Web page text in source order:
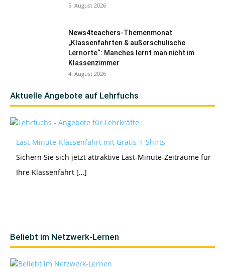
5. August 2026
News4teachers-Themenmonat
„Klassenfahrten & außerschulische
Lernorte“: Manches lernt man nicht im
Klassenzimmer
4. August 2026
Aktuelle Angebote auf Lehrfuchs
Last-Minute-Klassenfahrt mit Gratis-T-Shirts
Sichern Sie sich jetzt attraktive Last-Minute-Zeiträume für
Ihre Klassenfahrt […]
Beliebt im Netzwerk-Lernen